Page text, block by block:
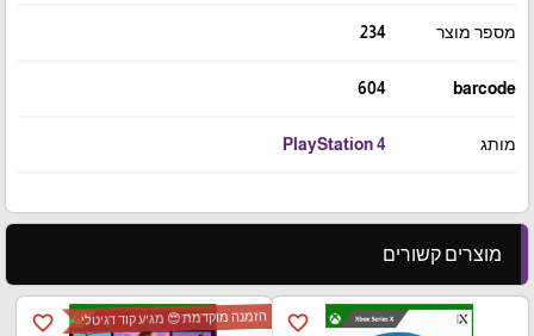
מספר מוצר 234
barcode
604
מותג PlayStation 4
מוצרים קשורים
favorite_border
favorite_border הזמנה מוקדמת 😍 מגיע קוד דגיטלי